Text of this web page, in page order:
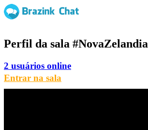
Perfil da sala #NovaZelandia
2 usuários online
Entrar na sala